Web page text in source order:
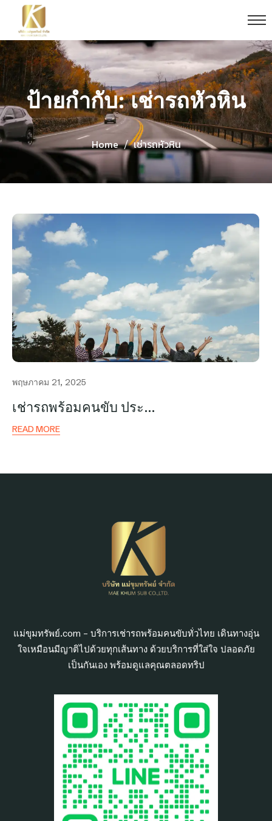
ป้ายกำกับ: เช่ารถหัวหิน
Home / เช่ารถหัวหิน
พฤษภาคม 21, 2025
เช่ารถพร้อมคนขับ ประ…
READ MORE
แม่ขุมทรัพย์.com – บริการเช่ารถพร้อมคนขับทั่วไทย เดินทางอุ่น
ใจเหมือนมีญาติไปด้วยทุกเส้นทาง ด้วยบริการที่ใส่ใจ ปลอดภัย
เป็นกันเอง พร้อมดูแลคุณตลอดทริป